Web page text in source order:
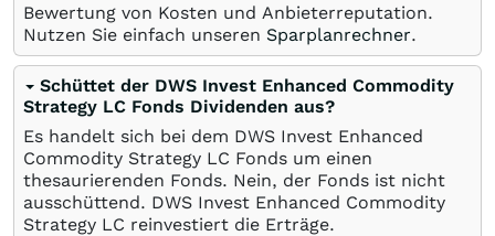
Bewertung von Kosten und Anbieterreputation.
Nutzen Sie einfach unseren Sparplanrechner.
Schüttet der DWS Invest Enhanced Commodity
Strategy LC Fonds Dividenden aus?
Es handelt sich bei dem DWS Invest Enhanced
Commodity Strategy LC Fonds um einen
thesaurierenden Fonds. Nein, der Fonds ist nicht
ausschüttend. DWS Invest Enhanced Commodity
Strategy LC reinvestiert die Erträge.